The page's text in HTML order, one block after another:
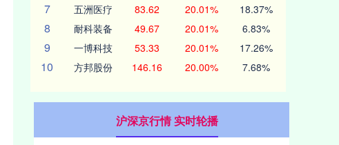
7 五洲医疗 83.62 20.01% 18.37%
8 耐科装备 49.67 20.01% 6.83%
9 一博科技 53.33 20.01% 17.26%
10 方邦股份 146.16 20.00% 7.68%
沪深京行情 实时轮播